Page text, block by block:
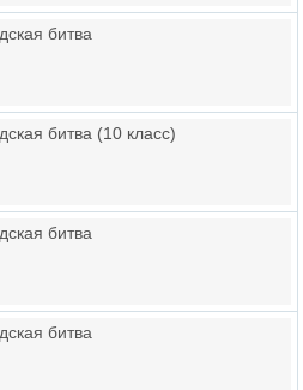
битва
битва (10 класс)
битва
битва